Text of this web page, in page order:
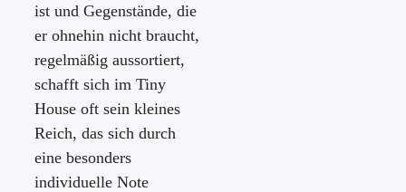
ist und Gegenstände, die
er ohnehin nicht braucht,
regelmäßig aussortiert,
schafft sich im Tiny
House oft sein kleines
Reich, das sich durch
eine besonders
individuelle Note